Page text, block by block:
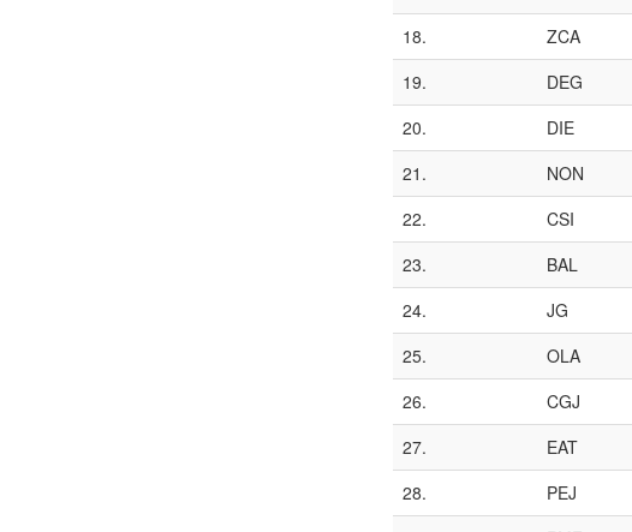
18. ZCA
19. DEG
20. DIE
21. NON
22. CSI
23. BAL
24. JG
25. OLA
26. CGJ
27. EAT
28. PEJ